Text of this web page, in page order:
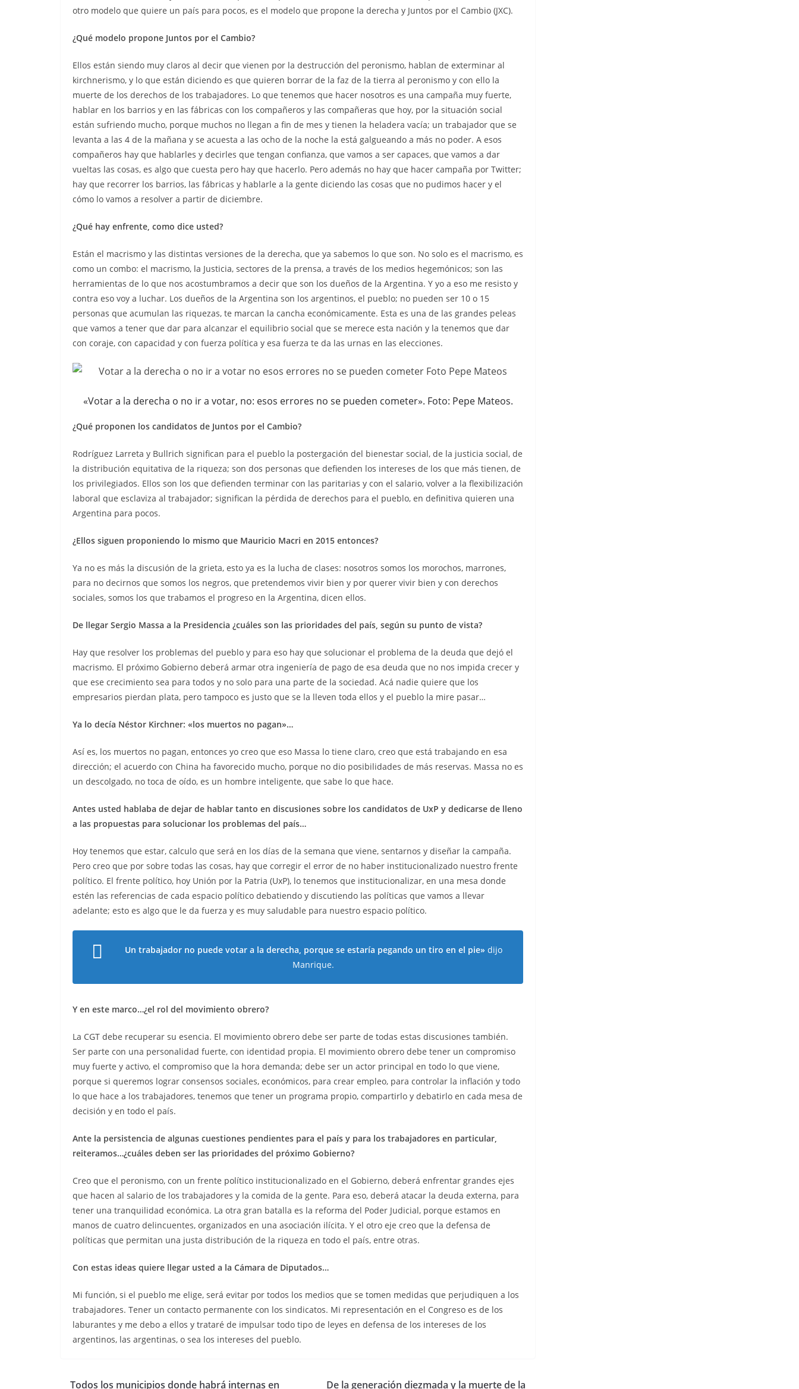
otro modelo que quiere un país para pocos, es el modelo que propone la derecha y Juntos por el Cambio (JXC).
¿Qué modelo propone Juntos por el Cambio?
Ellos están siendo muy claros al decir que vienen por la destrucción del peronismo, hablan de exterminar al
kirchnerismo, y lo que están diciendo es que quieren borrar de la faz de la tierra al peronismo y con ello la
muerte de los derechos de los trabajadores. Lo que tenemos que hacer nosotros es una campaña muy fuerte,
hablar en los barrios y en las fábricas con los compañeros y las compañeras que hoy, por la situación social
están sufriendo mucho, porque muchos no llegan a fin de mes y tienen la heladera vacía; un trabajador que se
levanta a las 4 de la mañana y se acuesta a las ocho de la noche la está galgueando a más no poder. A esos
compañeros hay que hablarles y decirles que tengan confianza, que vamos a ser capaces, que vamos a dar
vueltas las cosas, es algo que cuesta pero hay que hacerlo. Pero además no hay que hacer campaña por Twitter;
hay que recorrer los barrios, las fábricas y hablarle a la gente diciendo las cosas que no pudimos hacer y el
cómo lo vamos a resolver a partir de diciembre.
¿Qué hay enfrente, como dice usted?
Están el macrismo y las distintas versiones de la derecha, que ya sabemos lo que son. No solo es el macrismo, es
como un combo: el macrismo, la Justicia, sectores de la prensa, a través de los medios hegemónicos; son las
herramientas de lo que nos acostumbramos a decir que son los dueños de la Argentina. Y yo a eso me resisto y
contra eso voy a luchar. Los dueños de la Argentina son los argentinos, el pueblo; no pueden ser 10 o 15
personas que acumulan las riquezas, te marcan la cancha económicamente. Esta es una de las grandes peleas
que vamos a tener que dar para alcanzar el equilibrio social que se merece esta nación y la tenemos que dar
con coraje, con capacidad y con fuerza política y esa fuerza te da las urnas en las elecciones.
«Votar a la derecha o no ir a votar, no: esos errores no se pueden cometer». Foto: Pepe Mateos.
¿Qué proponen los candidatos de Juntos por el Cambio?
Rodríguez Larreta y Bullrich significan para el pueblo la postergación del bienestar social, de la justicia social, de
la distribución equitativa de la riqueza; son dos personas que defienden los intereses de los que más tienen, de
los privilegiados. Ellos son los que defienden terminar con las paritarias y con el salario, volver a la flexibilización
laboral que esclaviza al trabajador; significan la pérdida de derechos para el pueblo, en definitiva quieren una
Argentina para pocos.
¿Ellos siguen proponiendo lo mismo que Mauricio Macri en 2015 entonces?
Ya no es más la discusión de la grieta, esto ya es la lucha de clases: nosotros somos los morochos, marrones,
para no decirnos que somos los negros, que pretendemos vivir bien y por querer vivir bien y con derechos
sociales, somos los que trabamos el progreso en la Argentina, dicen ellos.
De llegar Sergio Massa a la Presidencia ¿cuáles son las prioridades del país, según su punto de vista?
Hay que resolver los problemas del pueblo y para eso hay que solucionar el problema de la deuda que dejó el
macrismo. El próximo Gobierno deberá armar otra ingeniería de pago de esa deuda que no nos impida crecer y
que ese crecimiento sea para todos y no solo para una parte de la sociedad. Acá nadie quiere que los
empresarios pierdan plata, pero tampoco es justo que se la lleven toda ellos y el pueblo la mire pasar…
Ya lo decía Néstor Kirchner: «los muertos no pagan»…
Así es, los muertos no pagan, entonces yo creo que eso Massa lo tiene claro, creo que está trabajando en esa
dirección; el acuerdo con China ha favorecido mucho, porque no dio posibilidades de más reservas. Massa no es
un descolgado, no toca de oído, es un hombre inteligente, que sabe lo que hace.
Antes usted hablaba de dejar de hablar tanto en discusiones sobre los candidatos de UxP y dedicarse de lleno
a las propuestas para solucionar los problemas del país…
Hoy tenemos que estar, calculo que será en los días de la semana que viene, sentarnos y diseñar la campaña.
Pero creo que por sobre todas las cosas, hay que corregir el error de no haber institucionalizado nuestro frente
político. El frente político, hoy Unión por la Patria (UxP), lo tenemos que institucionalizar, en una mesa donde
estén las referencias de cada espacio político debatiendo y discutiendo las políticas que vamos a llevar
adelante; esto es algo que le da fuerza y es muy saludable para nuestro espacio político.
Un trabajador no puede votar a la derecha, porque se estaría pegando un tiro en el pie» dijo
Manrique.
Y en este marco…¿el rol del movimiento obrero?
La CGT debe recuperar su esencia. El movimiento obrero debe ser parte de todas estas discusiones también.
Ser parte con una personalidad fuerte, con identidad propia. El movimiento obrero debe tener un compromiso
muy fuerte y activo, el compromiso que la hora demanda; debe ser un actor principal en todo lo que viene,
porque si queremos lograr consensos sociales, económicos, para crear empleo, para controlar la inflación y todo
lo que hace a los trabajadores, tenemos que tener un programa propio, compartirlo y debatirlo en cada mesa de
decisión y en todo el país.
Ante la persistencia de algunas cuestiones pendientes para el país y para los trabajadores en particular,
reiteramos…¿cuáles deben ser las prioridades del próximo Gobierno?
Creo que el peronismo, con un frente político institucionalizado en el Gobierno, deberá enfrentar grandes ejes
que hacen al salario de los trabajadores y la comida de la gente. Para eso, deberá atacar la deuda externa, para
tener una tranquilidad económica. La otra gran batalla es la reforma del Poder Judicial, porque estamos en
manos de cuatro delincuentes, organizados en una asociación ilícita. Y el otro eje creo que la defensa de
políticas que permitan una justa distribución de la riqueza en todo el país, entre otras.
Con estas ideas quiere llegar usted a la Cámara de Diputados…
Mi función, si el pueblo me elige, será evitar por todos los medios que se tomen medidas que perjudiquen a los
trabajadores. Tener un contacto permanente con los sindicatos. Mi representación en el Congreso es de los
laburantes y me debo a ellos y trataré de impulsar todo tipo de leyes en defensa de los intereses de los
argentinos, las argentinas, o sea los intereses del pueblo.
Todos los municipios donde habrá internas en De la generación diezmada y la muerte de la